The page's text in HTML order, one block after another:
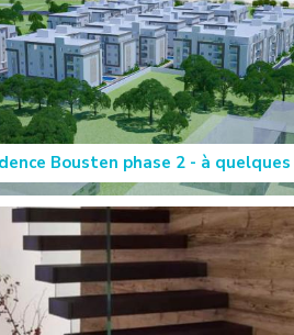
Bousten phase 2 - à